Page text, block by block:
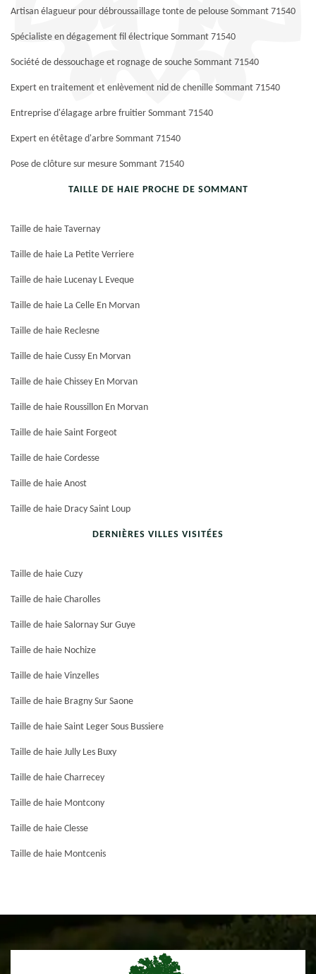
Artisan élagueur pour débroussaillage tonte de pelouse Sommant 71540
Spécialiste en dégagement fil électrique Sommant 71540
Société de dessouchage et rognage de souche Sommant 71540
Expert en traitement et enlèvement nid de chenille Sommant 71540
Entreprise d'élagage arbre fruitier Sommant 71540
Expert en étêtage d'arbre Sommant 71540
Pose de clôture sur mesure Sommant 71540
TAILLE DE HAIE PROCHE DE SOMMANT
Taille de haie Tavernay
Taille de haie La Petite Verriere
Taille de haie Lucenay L Eveque
Taille de haie La Celle En Morvan
Taille de haie Reclesne
Taille de haie Cussy En Morvan
Taille de haie Chissey En Morvan
Taille de haie Roussillon En Morvan
Taille de haie Saint Forgeot
Taille de haie Cordesse
Taille de haie Anost
Taille de haie Dracy Saint Loup
DERNIÈRES VILLES VISITÉES
Taille de haie Cuzy
Taille de haie Charolles
Taille de haie Salornay Sur Guye
Taille de haie Nochize
Taille de haie Vinzelles
Taille de haie Bragny Sur Saone
Taille de haie Saint Leger Sous Bussiere
Taille de haie Jully Les Buxy
Taille de haie Charrecey
Taille de haie Montcony
Taille de haie Clesse
Taille de haie Montcenis